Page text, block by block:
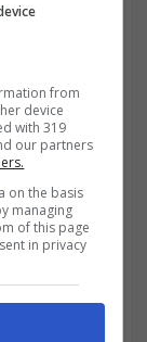
from
device
with 319
our partners
on the basis
managing
of this page
in privacy